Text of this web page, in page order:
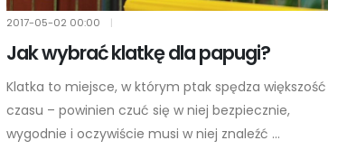
2017-05-02 00:00 |
Jak wybrać klatkę dla papugi?
Klatka to miejsce, w którym ptak spędza większość
czasu – powinien czuć się w niej bezpiecznie,
wygodnie i oczywiście musi w niej znaleźć ...